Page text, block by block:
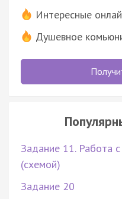
Интересные
Душевное
Задание 11. Работа
(схемой)
Задание 20